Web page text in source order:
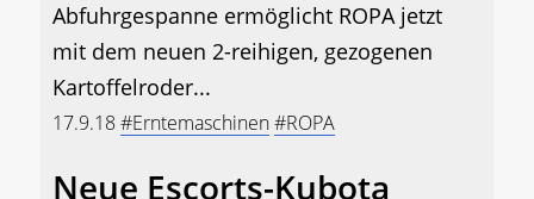
Abfuhrgespanne ermöglicht ROPA jetzt
mit dem neuen 2-reihigen, gezogenen
Kartoffelroder...
17.9.18#Erntemaschinen#ROPA
Neue Escorts-Kubota